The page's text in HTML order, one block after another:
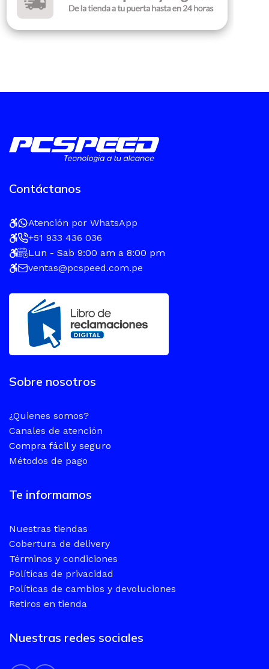
Contáctanos
Atención por WhatsApp
+51 933 436 036
Lun - Sab 9:00 am a 8:00 pm
ventas@pcspeed.com.pe
Sobre nosotros
¿Quienes somos?
Canales de atención
Compra fácil y seguro
Métodos de pago
Te informamos
Nuestras tiendas
Cobertura de delivery
Términos y condiciones
Políticas de privacidad
Políticas de cambios y devoluciones
Retiros en tienda
Nuestras redes sociales